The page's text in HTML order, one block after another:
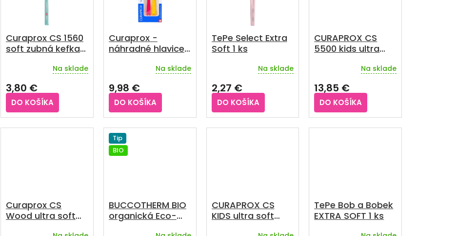
V
O
V
Curaprox CS 1560
soft zubná kefka 1
Na sklade
3,80 €
DO KOŠÍKA
Curaprox -
náhradné hlavice
Na sklade
9,98 €
DO KOŠÍKA
TePe Select Extra
Soft 1 ks
Na sklade
2,27 €
DO KOŠÍKA
CURAPROX CS
5500 kids ultra
Na sklade
13,85 €
DO KOŠÍKA
Curaprox CS
Wood ultra soft
Tip
BIO
BUCCOTHERM BIO
organická Eco-
CURAPROX CS
KIDS ultra soft
TePe Bob a Bobek
EXTRA SOFT 1 ks